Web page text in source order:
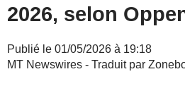
2026, selon
Publié le 01/05/2026 à 19:18
MT Newswires - Traduit par